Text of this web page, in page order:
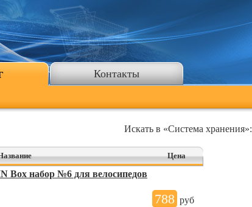
Контакты
Искать в «Система хранения»:
Цена
Box набор №6 для велосипедов
788 руб